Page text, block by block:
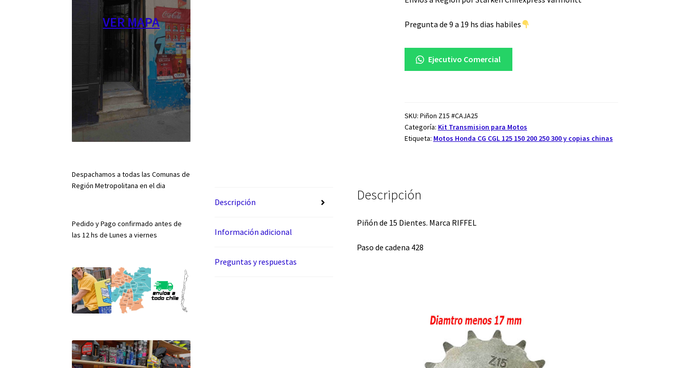
Pregunta de 9 a 19 hs dias habiles
Ejecutivo Comercial
SKU: Piñon Z15 #CAJA25
Categoría: Kit Transmision para Motos
Etiqueta: Motos Honda CG CGL 125 150 200 250 300 y copias chinas
Descripción
Información adicional
Preguntas y respuestas
Descripción
Piñón de 15 Dientes. Marca RIFFEL
Paso de cadena 428
VER MAPA
Despachamos a todas las Comunas de
Región Metropolitana en el dia
Pedido y Pago confirmado antes de
las 12 hs de Lunes a viernes